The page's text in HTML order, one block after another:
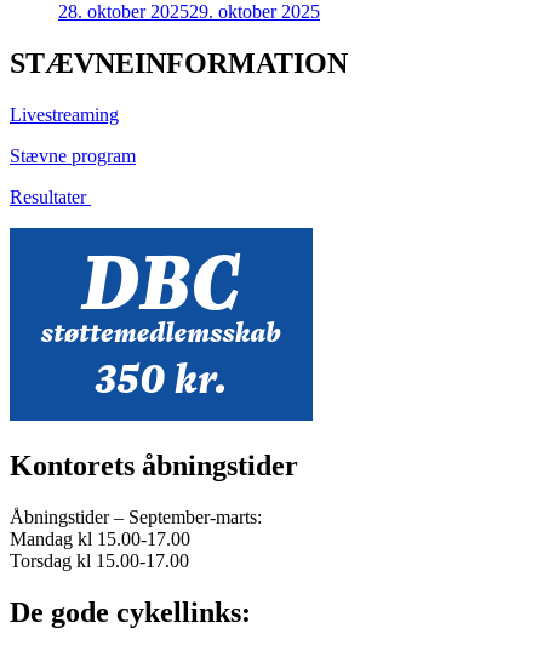
28. oktober 202529. oktober 2025
STÆVNEINFORMATION
Livestreaming
Stævne program
Resultater
Kontorets åbningstider
Åbningstider – September-marts:
Mandag kl 15.00-17.00
Torsdag kl 15.00-17.00
De gode cykellinks: